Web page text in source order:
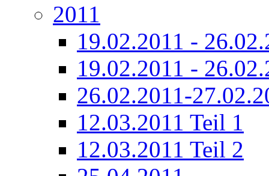
2011
19.02.2011 -
19.02.2011 -
26.02.2011-
12.03.2011 Teil 1
12.03.2011 Teil 2